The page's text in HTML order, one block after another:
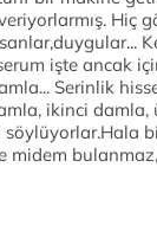
Hiç
işte ancak
Serinlik
ikinci damla,
söylüyorlar.Hala
midem